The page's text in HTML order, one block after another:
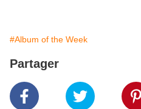
#Album of the Week
Partager